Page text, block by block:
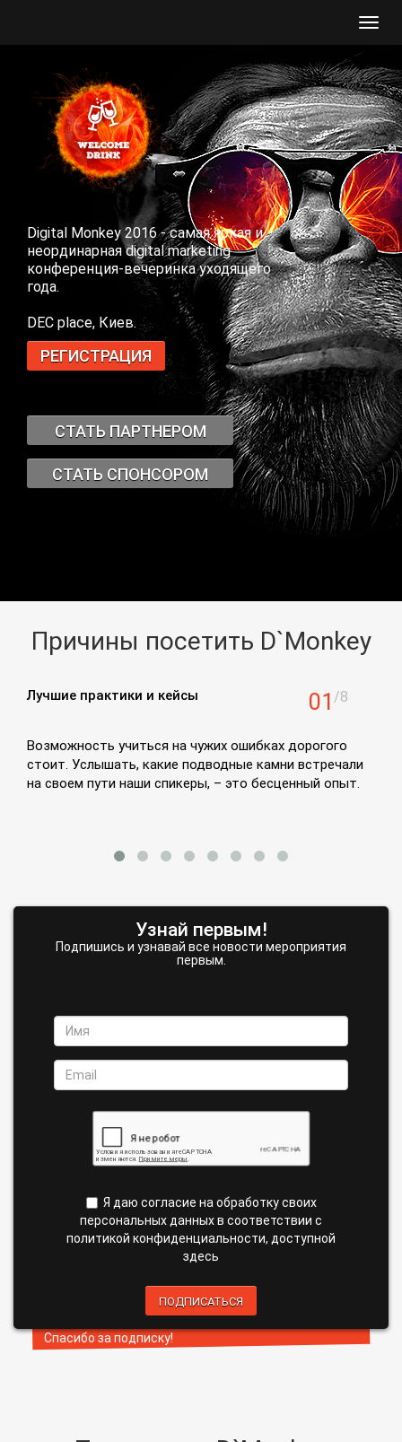
Digital Monkey 2016 - самая яркая и
неординарная digital marketing
конференция-вечеринка уходящего
года.
DEC place, Киев.
РЕГИСТРАЦИЯ
СТАТЬ ПАРТНЕРОМ
СТАТЬ СПОНСОРОМ
Причины посетить D`Monkey
01 /8
Лучшие практики и кейсы
Возможность учиться на чужих ошибках дорогого
стоит. Услышать, какие подводные камни встречали
на своем пути наши спикеры, – это бесценный опыт.
Узнай первым!
Подпишись и узнавай все новости мероприятия
первым.
Я даю согласие на обработку своих
персональных данных в соответствии с
политикой конфиденциальности, доступной
здесь
ПОДПИСАТЬСЯ
Спасибо за подписку!